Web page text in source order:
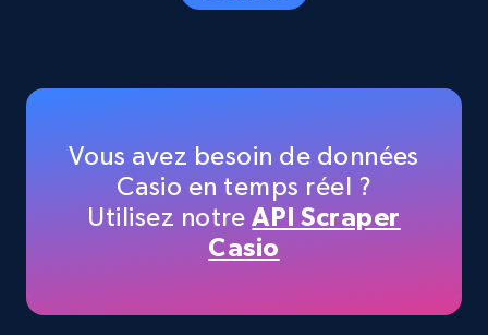
URL, Title, Available, Description, Currency, Initial
Vous avez besoin de données
Casio en temps réel ?
Utilisez notreAPI Scraper
Casio